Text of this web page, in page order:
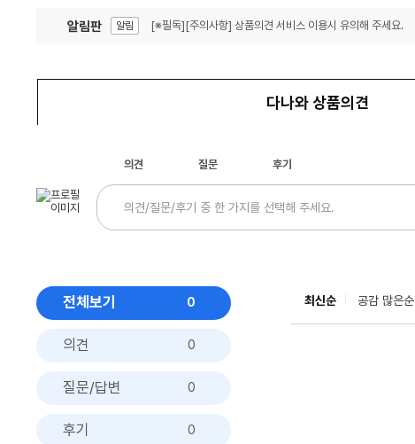
알림판 알림 [※필독][주의사항] 상품의견 서비스 이용시 유의해 주세요.
다나와 상품의견
의견 질문 후기
전체보기 0
의견 0
질문/답변 0
후기 0
최신순 공감 많은순